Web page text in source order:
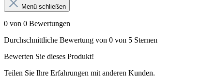
Menü schließen
0 von 0 Bewertungen
Durchschnittliche Bewertung von 0 von 5 Sternen
Bewerten Sie dieses Produkt!
Teilen Sie Ihre Erfahrungen mit anderen Kunden.